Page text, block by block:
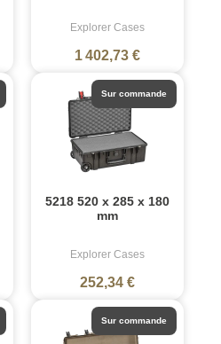
Explorer Cases
1 402,73 €
5218 520 x 285 x 180
mm
Explorer Cases
252,34 €
Sur commande
Sur commande